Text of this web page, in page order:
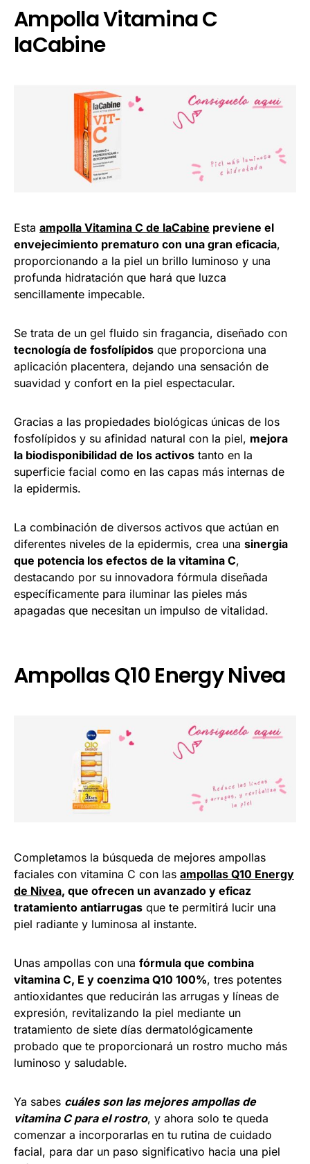
Ampolla Vitamina C
laCabine
Esta ampolla Vitamina C de laCabine previene el
envejecimiento prematuro con una gran eficacia,
proporcionando a la piel un brillo luminoso y una
profunda hidratación que hará que luzca
sencillamente impecable.
Se trata de un gel fluido sin fragancia, diseñado con
tecnología de fosfolípidos que proporciona una
aplicación placentera, dejando una sensación de
suavidad y confort en la piel espectacular.
Gracias a las propiedades biológicas únicas de los
fosfolípidos y su afinidad natural con la piel, mejora
la biodisponibilidad de los activos tanto en la
superficie facial como en las capas más internas de
la epidermis.
La combinación de diversos activos que actúan en
diferentes niveles de la epidermis, crea una sinergia
que potencia los efectos de la vitamina C,
destacando por su innovadora fórmula diseñada
específicamente para iluminar las pieles más
apagadas que necesitan un impulso de vitalidad.
Ampollas Q10 Energy Nivea
Completamos la búsqueda de mejores ampollas
faciales con vitamina C con las ampollas Q10 Energy
de Nivea, que ofrecen un avanzado y eficaz
tratamiento antiarrugas que te permitirá lucir una
piel radiante y luminosa al instante.
Unas ampollas con una fórmula que combina
vitamina C, E y coenzima Q10 100%, tres potentes
antioxidantes que reducirán las arrugas y líneas de
expresión, revitalizando la piel mediante un
tratamiento de siete días dermatológicamente
probado que te proporcionará un rostro mucho más
luminoso y saludable.
Ya sabes cuáles son las mejores ampollas de
vitamina C para el rostro, y ahora solo te queda
comenzar a incorporarlas en tu rutina de cuidado
facial, para dar un paso significativo hacia una piel